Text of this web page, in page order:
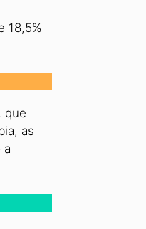
18,5%
que
as
a